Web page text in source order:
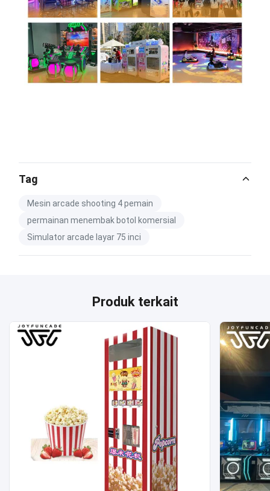
Tag
Mesin arcade shooting 4 pemain
permainan menembak botol komersial
Simulator arcade layar 75 inci
Produk terkait